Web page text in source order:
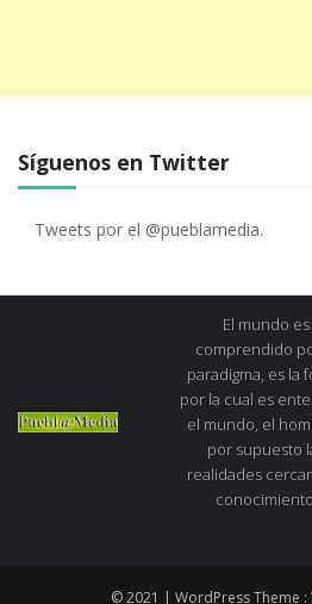
Síguenos en Twitter
Tweets por el @pueblamedia.
El mundo es
comprendido
paradigma, es la
por la cual es
el mundo, el
por supuesto
realidades
© 2021 | WordPress Theme :